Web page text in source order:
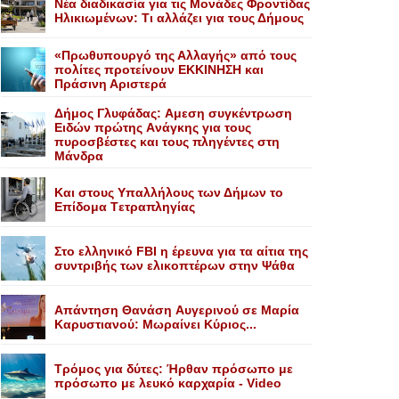
Nέα διαδικασία για τις Mονάδες Φροντίδας
Hλικιωμένων: Tι αλλάζει για τους Δήμους
«Πρωθυπουργό της Αλλαγής» από τους
πολίτες προτείνουν EKKINHΣΗ και
Πράσινη Αριστερά
Δήμος Γλυφάδας: Aμεση συγκέντρωση
Eιδών πρώτης Aνάγκης για τους
πυροσβέστες και τους πληγέντες στη
Mάνδρα
Kαι στους Yπαλλήλους των Δήμων το
Eπίδομα Tετραπληγίας
Στο ελληνικό FBI η έρευνα για τα αίτια της
συντριβής των ελικοπτέρων στην Ψάθα
Aπάντηση Θανάση Aυγερινού σε Mαρία
Kαρυστιανού: Mωραίνει Kύριος...
Τρόμος για δύτες: Ήρθαν πρόσωπο με
πρόσωπο με λευκό καρχαρία - Video